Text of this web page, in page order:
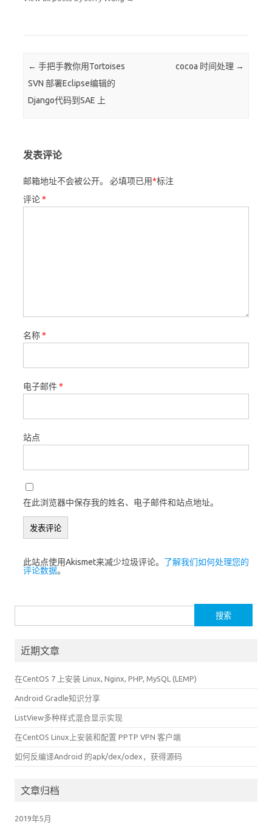
Post navigation
← 手把手教你用Tortoises
SVN 部署Eclipse编辑的
Django代码到SAE 上
cocoa 时间处理 →
发表评论
邮箱地址不会被公开。 必填项已用*标注
评论*
名称*
电子邮件*
站点
在此浏览器中保存我的姓名、电子邮件和站点地址。
此站点使用Akismet来减少垃圾评论。 了解我们如何处理您的
评论数据。
索：
近期文章
在CentOS 7 上安装 Linux, Nginx, PHP, MySQL (LEMP)
Android Gradle知识分享
ListView多种样式混合显示实现
在CentOS Linux上安装和配置 PPTP VPN 客户端
如何反编译Android 的apk/dex/odex，获得源码
文章归档
2019年5月